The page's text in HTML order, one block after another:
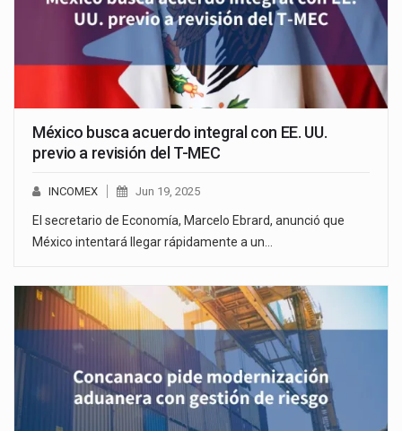
México busca acuerdo integral con EE. UU.
previo a revisión del T-MEC
INCOMEX Jun 19, 2025
El secretario de Economía, Marcelo Ebrard, anunció que
México intentará llegar rápidamente a un…